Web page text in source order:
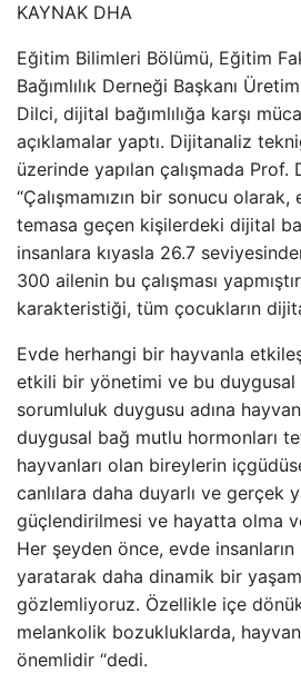
KAYNAK DHA
Eğitim Bilimleri Bölümü, Eğitim
Bağımlılık Derneği Başkanı
Dilci, dijital bağımlılığa karşı
açıklamalar yaptı. Dijitanaliz
üzerinde yapılan çalışmada Prof.
“Çalışmamızın bir sonucu
temasa geçen kişilerdeki dijital
insanlara kıyasla 26.7
300 ailenin bu çalışması
karakteristiği, tüm çocukların
Evde herhangi bir hayvanla
etkili bir yönetimi ve bu duygusal
sorumluluk duygusu adına
duygusal bağ mutlu hormonları
hayvanları olan bireylerin
canlılara daha duyarlı ve gerçek
güçlendirilmesi ve hayatta olma
Her şeyden önce, evde
yaratarak daha dinamik bir
gözlemliyoruz. Özellikle içe
melankolik bozukluklarda,
önemlidir “dedi.